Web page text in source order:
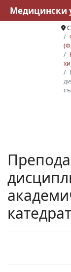
Медицински